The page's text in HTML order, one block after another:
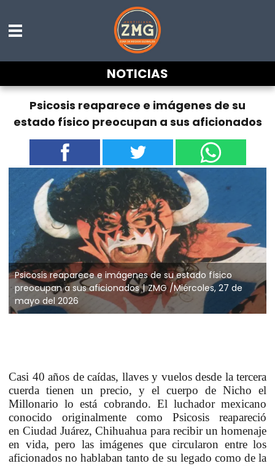
NOTICIAS
Psicosis reaparece e imágenes de su
estado físico preocupan a sus aficionados
Psicosis reaparece e imágenes de su estado físico
preocupan a sus aficionados
ZMG /Miércoles, 27 de
mayo del 2026
Casi 40 años de caídas, llaves y vuelos desde la tercera
cuerda tienen un precio, y el cuerpo de Nicho el
Millonario lo está cobrando. El luchador mexicano
conocido originalmente como Psicosis reapareció
en Ciudad Juárez, Chihuahua para recibir un homenaje
en vida, pero las imágenes que circularon entre los
aficionados no hablaban tanto de su legado como de la